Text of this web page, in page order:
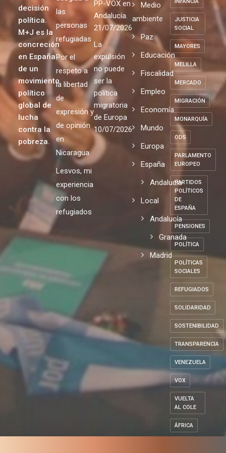
decisión
política.
M+J es la
concreción
en España
de un
movimiento
político
global de
lucha
contra la
pobreza.
las
personas
refugiadas
Por el
respeto a
la libertad
de
expresión y
de opinión
en
Nicaragua
Lesvos, mi
experiencia
con los
refugiados
PP-VOX en
Andalucía.
21/07/2026
La
expulsión
no puede
ser la
política
migratoria
de Europa
10/07/2026
Medio
ambiente
Paz
Educación
Fiscalidad
Empleo
Economía
Mundo
Europa
España
Andalucia
Local
Andalucía
Granada
Madrid
JUSTICIA
SOCIAL
MAYORES
MELILLA
MERCADO
MIGRACIÓN
MONARQUÍA
ODS
PARLAMENTO
EUROPEO
PARTIDOS
POLÍTICOS
DE
ESPAÑA
PENSIONES
POLÍTICA
POLÍTICAS
SOCIALES
REFUGIADOS
SOLIDARIDAD
SOSTENIBILIDAD
TRANSPARENCIA
VENEZUELA
VOX
VUELTA
AL COLE
ÁFRICA